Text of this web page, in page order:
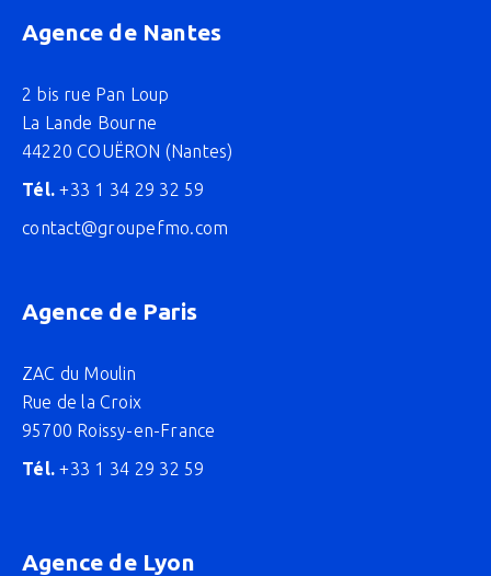
Agence de Nantes
2 bis rue Pan Loup
La Lande Bourne
44220 COUËRON (Nantes)
Tél. +33 1 34 29 32 59
contact@groupefmo.com
Agence de Paris
ZAC du Moulin
Rue de la Croix
95700 Roissy-en-France
Tél. +33 1 34 29 32 59
Agence de Lyon